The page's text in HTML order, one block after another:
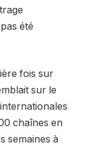
été
fois sur
sur le
chaînes en
semaines à